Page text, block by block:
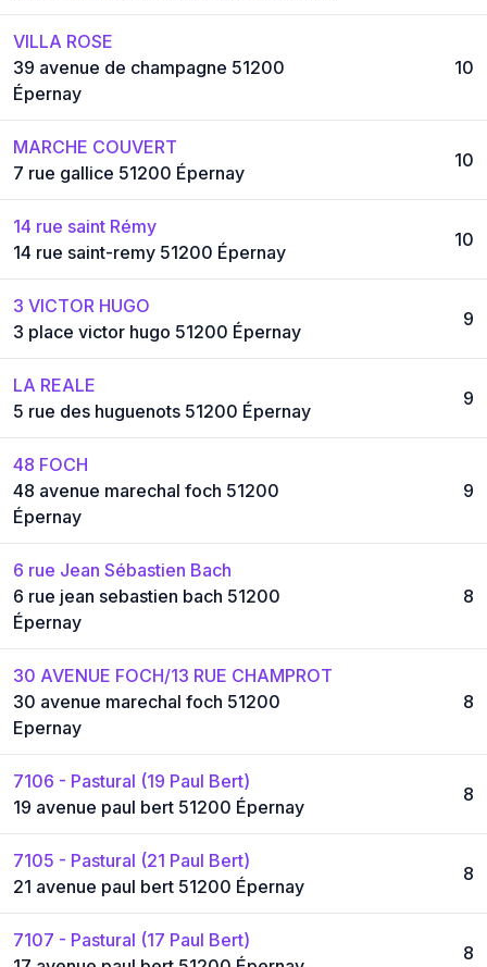
VILLA ROSE
39 avenue de champagne 51200
Épernay
10
MARCHE COUVERT
7 rue gallice 51200 Épernay
10
14 rue saint Rémy
14 rue saint-remy 51200 Épernay
10
3 VICTOR HUGO
3 place victor hugo 51200 Épernay
9
LA REALE
5 rue des huguenots 51200 Épernay
9
48 FOCH
48 avenue marechal foch 51200
Épernay
9
6 rue Jean Sébastien Bach
6 rue jean sebastien bach 51200
Épernay
8
30 AVENUE FOCH/13 RUE CHAMPROT
30 avenue marechal foch 51200
Epernay
8
7106 - Pastural (19 Paul Bert)
19 avenue paul bert 51200 Épernay
8
7105 - Pastural (21 Paul Bert)
21 avenue paul bert 51200 Épernay
8
7107 - Pastural (17 Paul Bert)
8